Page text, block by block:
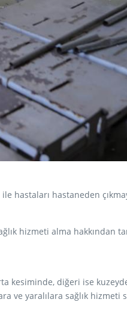
hastaları hastaneden
hizmeti alma hakkından
kesiminde, diğeri ise
ve yaralılara sağlık